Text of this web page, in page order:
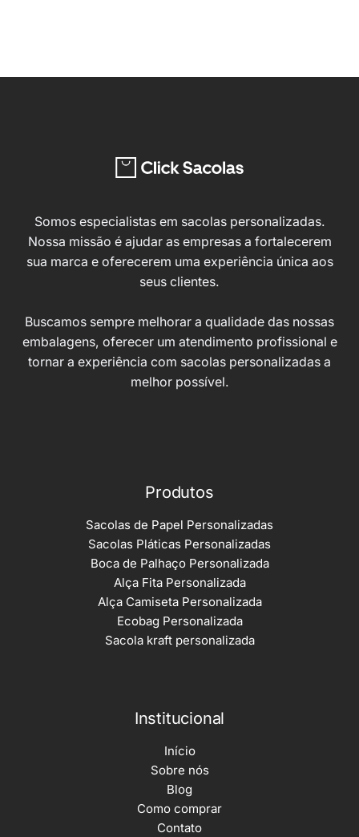
na
produto
Somos especialistas em sacolas personalizadas.
Nossa missão é ajudar as empresas a fortalecerem
sua marca e oferecerem uma experiência única aos
seus clientes.
Buscamos sempre melhorar a qualidade das nossas
embalagens, oferecer um atendimento profissional e
tornar a experiência com sacolas personalizadas a
melhor possível.
Produtos
Sacolas de Papel Personalizadas
Sacolas Pláticas Personalizadas
Boca de Palhaço Personalizada
Alça Fita Personalizada
Alça Camiseta Personalizada
Ecobag Personalizada
Sacola kraft personalizada
Institucional
Início
Sobre nós
Blog
Como comprar
Contato